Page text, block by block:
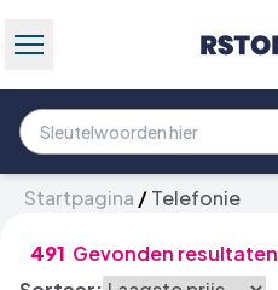
Startpagina /Telefonie
491 Gevonden resultaten